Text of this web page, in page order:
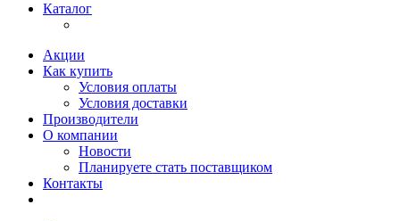
Каталог
Акции
Как купить
Условия оплаты
Условия доставки
Производители
О компании
Новости
Планируете стать поставщиком
Контакты